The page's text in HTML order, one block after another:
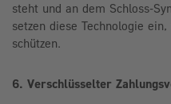
steht und an dem Schloss-
setzen diese Technologie
schützen.
6. Verschlüsselter